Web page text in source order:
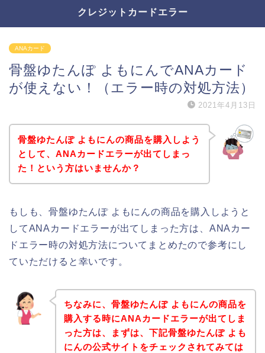
クレジットカードエラー
ANAカード
骨盤ゆたんぽ よもにんでANAカード
が使えない！（エラー時の対処方法）
2021年4月13日
骨盤ゆたんぽ よもにんの商品を購入しよう
として、ANAカードエラーが出てしまっ
た！という方はいませんか？
もしも、骨盤ゆたんぽ よもにんの商品を購入しようと
してANAカードエラーが出てしまった方は、ANAカー
ドエラー時の対処方法についてまとめたので参考にし
ていただけると幸いです。
ちなみに、骨盤ゆたんぽ よもにんの商品を
購入する時にANAカードエラーが出てしま
った方は、まずは、下記骨盤ゆたんぽ よも
にんの公式サイトをチェックされてみては